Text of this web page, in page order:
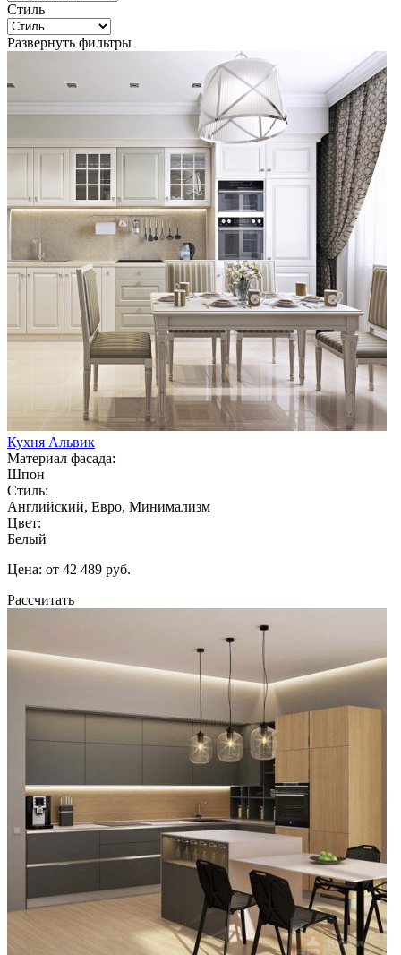
Стиль
Развернуть фильтры
Кухня Альвик
Материал фасада:
Шпон
Стиль:
Английский, Евро, Минимализм
Цвет:
Белый
Цена: от 42 489 руб.
Рассчитать